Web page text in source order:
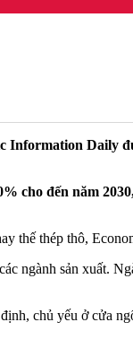
Information Daily
cho đến năm
thế thép thô,
ngành sản xuất.
chủ yếu ở cửa